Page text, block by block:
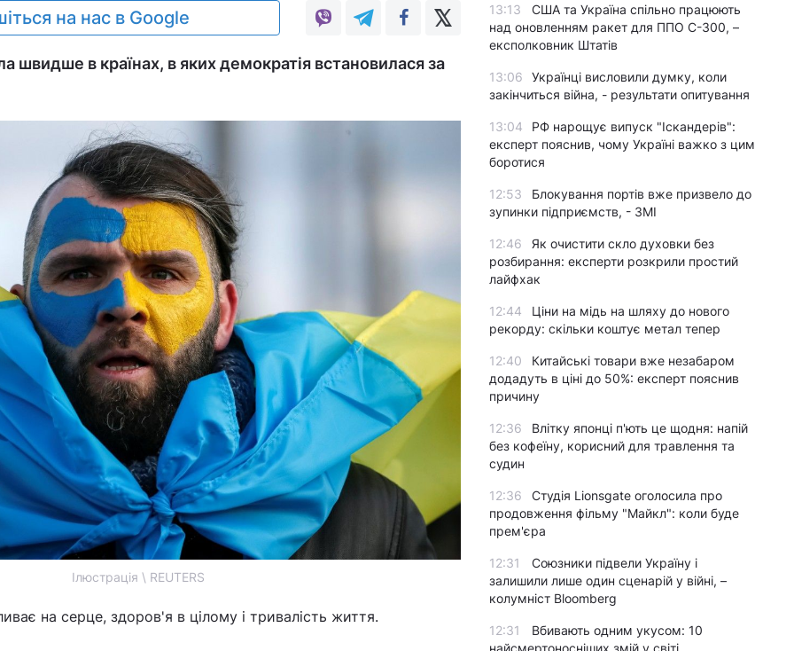
на нас в Google
швидше в країнах, в яких демократія встановилася за
Ілюстрація \ REUTERS
на серце, здоров'я в цілому і тривалість життя.
13:13
США та Україна спільно працюють
над оновленням ракет для ППО С-300, –
експолковник Штатів
13:06
Українці висловили думку, коли
закінчиться війна, - результати опитування
13:04
РФ нарощує випуск "Іскандерів":
експерт пояснив, чому Україні важко з цим
боротися
12:53
Блокування портів вже призвело до
зупинки підприємств, - ЗМІ
12:46
Як очистити скло духовки без
розбирання: експерти розкрили простий
лайфхак
12:44
Ціни на мідь на шляху до нового
рекорду: скільки коштує метал тепер
12:40
Китайські товари вже незабаром
додадуть в ціні до 50%: експерт пояснив
причину
12:36
Влітку японці п'ють це щодня: напій
без кофеїну, корисний для травлення та
судин
12:36
Студія Lionsgate оголосила про
продовження фільму "Майкл": коли буде
прем'єра
12:31
Союзники підвели Україну і
залишили лише один сценарій у війні, –
колумніст Bloomberg
12:31
Вбивають одним укусом: 10
найсмертоносніших змій у світі